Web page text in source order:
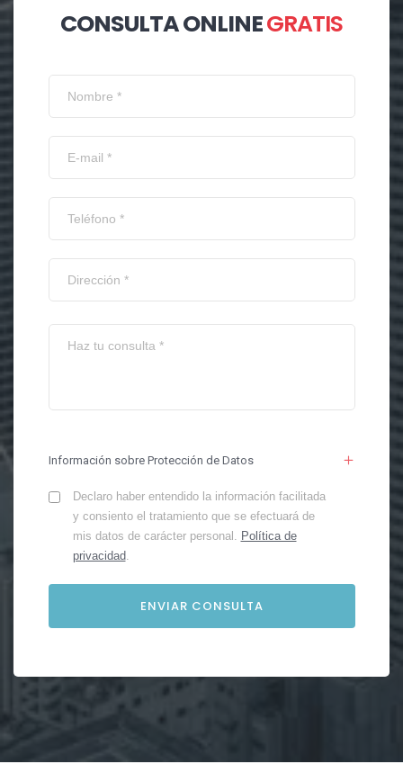
CONSULTA ONLINEGRATIS
Información sobre Protección de Datos
Declaro haber entendido la información facilitada
y consiento el tratamiento que se efectuará de
mis datos de carácter personal. Política de
privacidad.